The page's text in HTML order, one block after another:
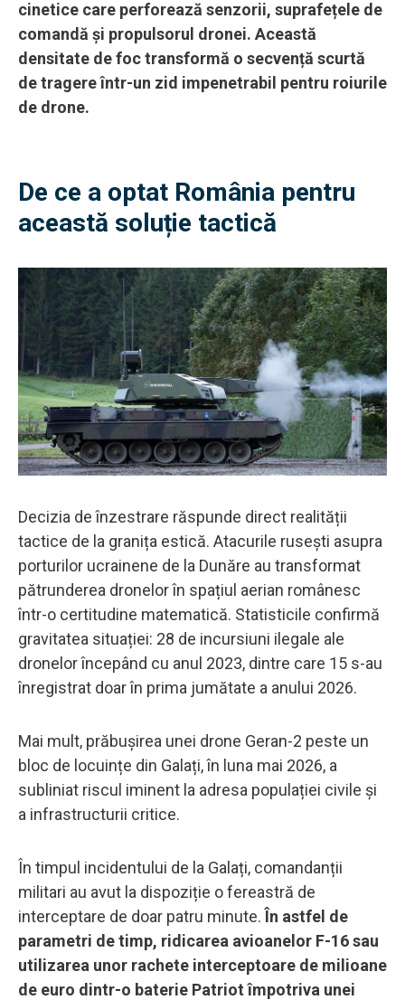
cinetice care perforează senzorii, suprafețele de
comandă și propulsorul dronei. Această
densitate de foc transformă o secvență scurtă
de tragere într-un zid impenetrabil pentru roiurile
de drone.
De ce a optat România pentru
această soluție tactică
Decizia de înzestrare răspunde direct realității
tactice de la granița estică. Atacurile rusești asupra
porturilor ucrainene de la Dunăre au transformat
pătrunderea dronelor în spațiul aerian românesc
într-o certitudine matematică. Statisticile confirmă
gravitatea situației: 28 de incursiuni ilegale ale
dronelor începând cu anul 2023, dintre care 15 s-au
înregistrat doar în prima jumătate a anului 2026.
Mai mult, prăbușirea unei drone Geran-2 peste un
bloc de locuințe din Galați, în luna mai 2026, a
subliniat riscul iminent la adresa populației civile și
a infrastructurii critice.
În timpul incidentului de la Galați, comandanții
militari au avut la dispoziție o fereastră de
interceptare de doar patru minute.În astfel de
parametri de timp, ridicarea avioanelor F-16 sau
utilizarea unor rachete interceptoare de milioane
de euro dintr-o baterie Patriot împotriva unei